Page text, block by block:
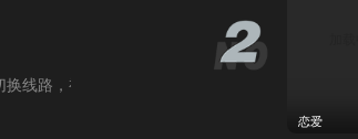
路，视频载入速度跟网速有关，请耐心等待几秒钟。
恋爱